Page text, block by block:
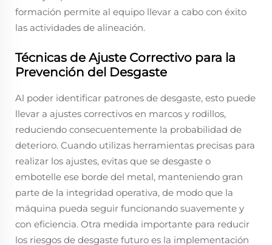
formación permite al equipo llevar a cabo con éxito
las actividades de alineación.
Técnicas de Ajuste Correctivo para la
Prevención del Desgaste
Al poder identificar patrones de desgaste, esto puede
llevar a ajustes correctivos en marcos y rodillos,
reduciendo consecuentemente la probabilidad de
deterioro. Cuando utilizas herramientas precisas para
realizar los ajustes, evitas que se desgaste o
embotelle ese borde del metal, manteniendo gran
parte de la integridad operativa, de modo que la
máquina pueda seguir funcionando suavemente y
con eficiencia. Otra medida importante para reducir
los riesgos de desgaste futuro es la implementación